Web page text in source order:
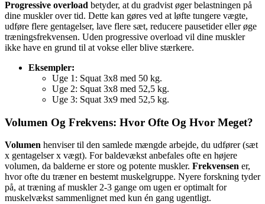
Progressive overload betyder, at du gradvist øger belastningen på
dine muskler over tid. Dette kan gøres ved at løfte tungere vægte,
udføre flere gentagelser, lave flere sæt, reducere pausetider eller øge
træningsfrekvensen. Uden progressive overload vil dine muskler
ikke have en grund til at vokse eller blive stærkere.
Eksempler:
Uge 1: Squat 3x8 med 50 kg.
Uge 2: Squat 3x8 med 52,5 kg.
Uge 3: Squat 3x9 med 52,5 kg.
Volumen Og Frekvens: Hvor Ofte Og Hvor Meget?
Volumen henviser til den samlede mængde arbejde, du udfører (sæt
x gentagelser x vægt). For baldevækst anbefales ofte en højere
volumen, da balderne er store og potente muskler. Frekvensen er,
hvor ofte du træner en bestemt muskelgruppe. Nyere forskning tyder
på, at træning af muskler 2-3 gange om ugen er optimalt for
muskelvækst sammenlignet med kun én gang ugentligt.